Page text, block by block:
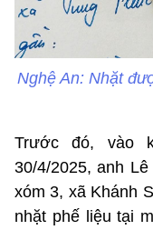
Nghệ An: Nhặt
Trước đó, vào
30/4/2025, anh
xóm 3, xã Khánh
nhặt phế liệu tại